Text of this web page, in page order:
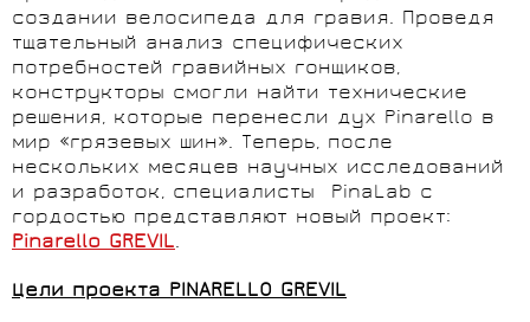
создании велосипеда для гравия. Проведя
тщательный анализ специфических
потребностей гравийных гонщиков,
конструкторы cмогли найти технические
решения, которые перенесли дух Pinarello в
мир «грязевых шин». Теперь, после
нескольких месяцев научных исследований
и разработок, специалисты PinaLab с
гордостью представляют новый проект:
Pinarello GREVIL.
Цели проекта PINARELLO GREVIL